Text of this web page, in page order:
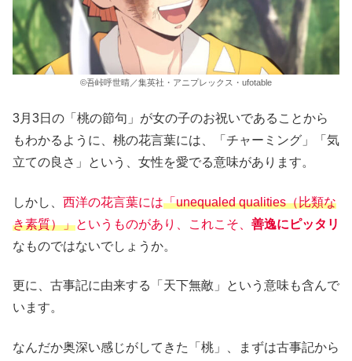
©吾峠呼世晴／集英社・アニプレックス・ufotable
3月3日の「桃の節句」が女の子のお祝いであることから
もわかるように、桃の花言葉には、「チャーミング」「気
立ての良さ」という、女性を愛でる意味があります。
しかし、 西洋の花言葉には「unequaled qualities（比類な
き素質）」というものがあり、これこそ、 善逸にピッタリ
なものではないでしょうか。
更に、古事記に由来する「天下無敵」という意味も含んで
います。
なんだか奥深い感じがしてきた「桃」、まずは古事記から